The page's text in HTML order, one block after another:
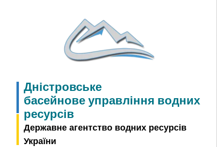
Дністровське
басейнове управління водних
ресурсів
Державне агентство водних ресурсів
України